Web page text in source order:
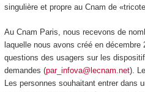
singulière et propre au Cnam de
Au Cnam Paris, nous recevons de
laquelle nous avons créé en
questions des usagers sur les
demandes (par_infova@lecnam.net).
Les personnes souhaitant entrer dans